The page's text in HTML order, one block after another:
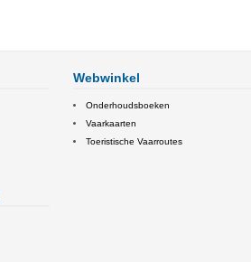
Webwinkel
Onderhoudsboeken
Vaarkaarten
Toeristische Vaarroutes